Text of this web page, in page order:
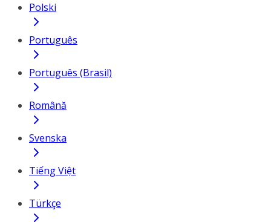
Polski
Português
Português (Brasil)
Română
Svenska
Tiếng Việt
Türkçe